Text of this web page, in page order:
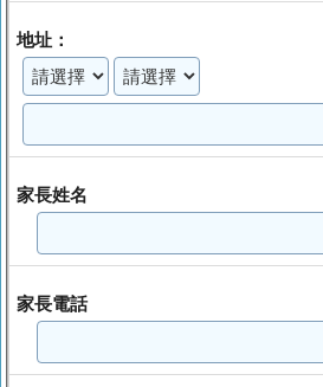
地址：
家長姓名
家長電話